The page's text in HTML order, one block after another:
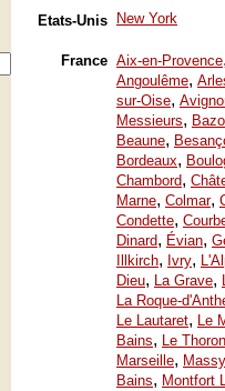
Etats-Unis New York
France Aix-en-Provence
Angoulême,
sur-Oise,
Messieurs,
Beaune,
Bordeaux,
Chambord,
Marne, Colmar,
Condette,
Dinard, Évian,
Illkirch, Ivry,
Dieu, La Grave,
La Roque-
Le Lautaret, Le
Bains, Le
Marseille, Massy
Bains, Montfort